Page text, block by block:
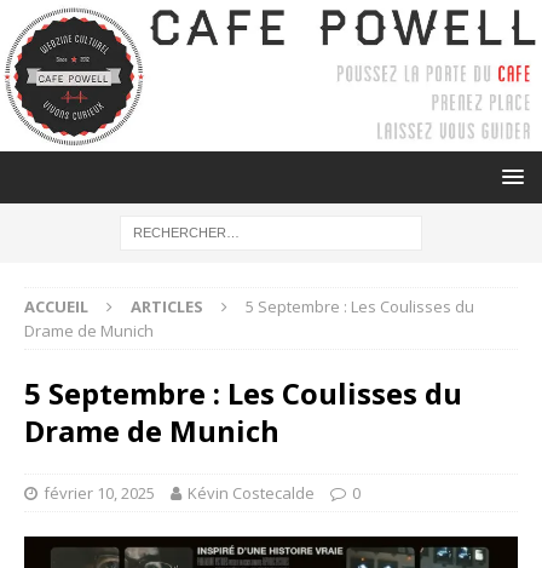
ACCUEIL ARTICLES
5 Septembre : Les Coulisses du
Drame de Munich
5 Septembre : Les Coulisses du
Drame de Munich
février 10, 2025 Kévin Costecalde 0